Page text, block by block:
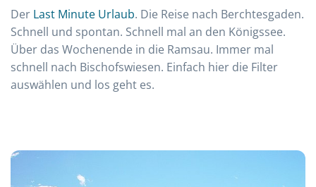
Der Last Minute Urlaub. Die Reise nach Berchtesgaden.
Schnell und spontan. Schnell mal an den Königssee.
Über das Wochenende in die Ramsau. Immer mal
schnell nach Bischofswiesen. Einfach hier die Filter
auswählen und los geht es.